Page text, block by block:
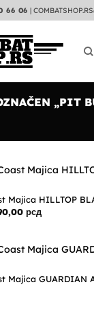
66 06 |
„PIT
Majica HILLTOP
рсд.
рсдTrenutna
cena
Majica GUARDIAN